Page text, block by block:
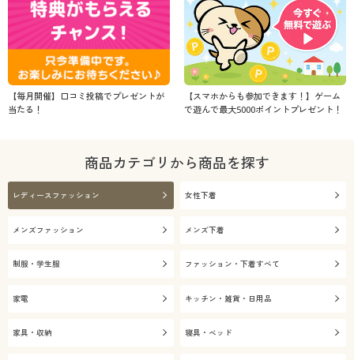
【毎月開催】口コミ投稿でプレゼントが
当たる！
【スマホからも参加できます！】ゲーム
で遊んで最大5000ポイントプレゼント！
商品カテゴリから商品を探す
レディースファッション 女性下着
メンズファッション メンズ下着
制服・学生服 ファッション・下着すべて
家電 キッチン・雑貨・日用品
家具・収納 寝具・ベッド